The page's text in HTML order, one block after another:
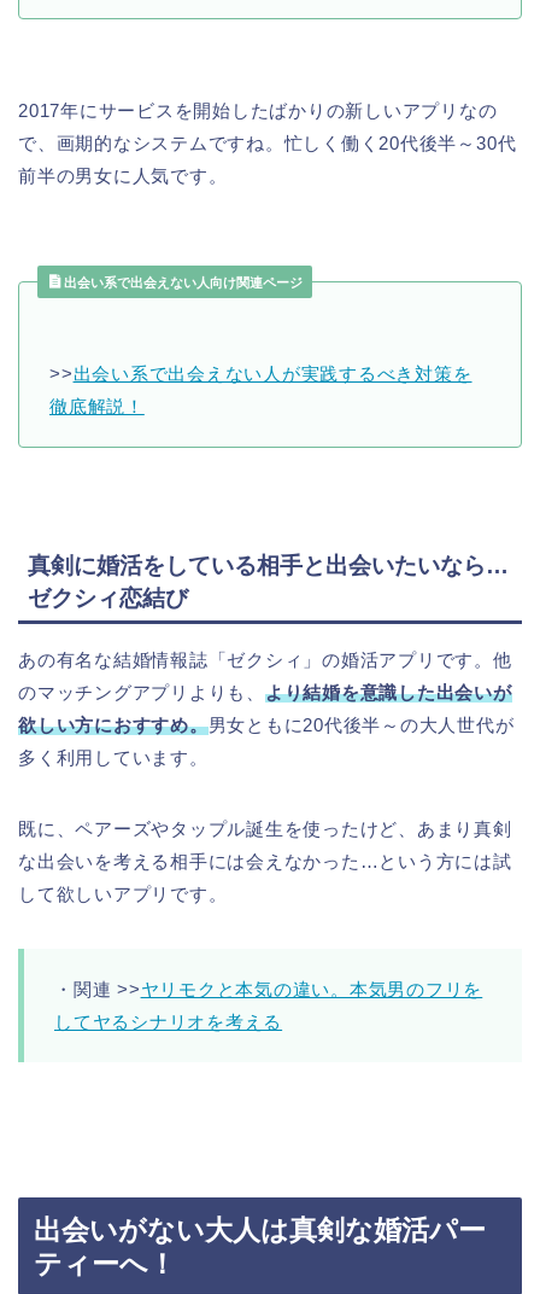
2017年にサービスを開始したばかりの新しいアプリなの
で、画期的なシステムですね。忙しく働く20代後半～30代
前半の男女に人気です。
出会い系で出会えない人向け関連ページ
>>出会い系で出会えない人が実践するべき対策を
徹底解説！
真剣に婚活をしている相手と出会いたいなら…
ゼクシィ恋結び
あの有名な結婚情報誌「ゼクシィ」の婚活アプリです。他
のマッチングアプリよりも、 より結婚を意識した出会いが
欲しい方におすすめ。男女ともに20代後半～の大人世代が
多く利用しています。
既に、ペアーズやタップル誕生を使ったけど、あまり真剣
な出会いを考える相手には会えなかった…という方には試
して欲しいアプリです。
・関連 >>ヤリモクと本気の違い。本気男のフリを
してヤるシナリオを考える
出会いがない大人は真剣な婚活パー
ティーへ！